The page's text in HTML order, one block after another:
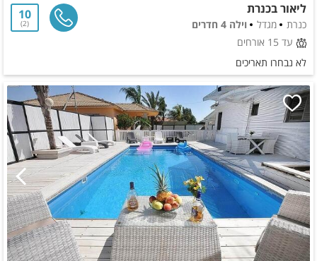
ליאור בכנרת
כנרת מגדל
וילה 4 חדרים
עד 15 אורחים
10
2
לא נבחרו תאריכים